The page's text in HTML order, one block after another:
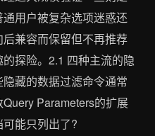
用户被复杂选项迷惑还
兼容而保留但不再推荐
探险。2.1 四种主流的隐
藏的数据过滤命令通常
Parameters的扩展
能只列出了?